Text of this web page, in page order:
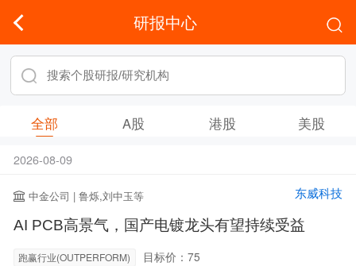
研报中心
全部 A股 港股 美股
2026-08-09
中金公司 | 鲁烁,刘中玉等 东威科技
AI PCB高景气，国产电镀龙头有望持续受益
跑赢行业(OUTPERFORM) 目标价：75